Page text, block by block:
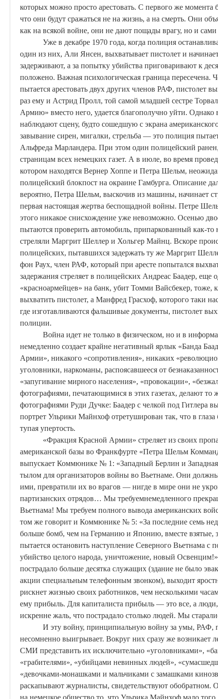
которых можно просто арестовать. С первого же
что они будут сражаться не на жизнь, а на смерть. Они
как на всякой войне, они не дают пощады врагу, но и сами
Уже в декабре 1970 года, когда полиция
один из них, Али Янсен, выхватывает пистолет и
задерживают, а за попытку убийства приговаривают к
положено. Важная психологическая граница пересечена.
пытается арестовать двух других членов РАФ, пистолет
раз ему и Астрид Пролл, той самой младшей сестре
Армию» вместо него, удается благополучно уйти.
наблюдают сцену, будто сошедшую с экрана
завывание сирен, мигалки, стрельба — это полиция
Альфреда Марландера. При этом один полицейский
страницам всех немецких газет. А в июле, во время
котором находятся Вернер Хоппе и Петра Шельм,
полицейский блокпост на окраине Гамбурга. Описание
вероятно, Петра Шельм, выскочив из машины, начинает
первая настоящая жертва беспощадной войны. Петре
этого никакое снисхождение уже невозможно. Осенью
пытаются проверить автомобиль, припаркованный как-то
стреляли Маргрит Шеллер и Хольгер Майнц. Вскоре
полицейских, пытавшихся задержать ту же Маргрит
фон Раух, член РАФ, который при аресте попытался
задержания стреляет в полицейских Андреас Баадер, еще
«красноармейцев» на банк, убит Томми Вайсбекер, тоже,
выхватить пистолет, а Манфред Грасхоф, которого таки
где изготавливаются фальшивые документы, пистолет
полиции.
Война идет не только в физическом, но и в
немедленно создает крайне негативный ярлык «Банда
Армии», никакого «сопротивления», никаких
уголовники, наркоманы, распоясавшееся от
«запугивание мирного населения», «провокации»,
фотографиями, печатающимися в этих газетах, делают то
фотографиями Руди Дучке: Баадер с челкой под Гитлера
портрет Ульрики Майнхоф отретуширован так, что в глаза
тупая упертость.
«Фракция Красной Армии» стреляет из своих
американской базы во Франкфурте «Петра Шельм
выпускает Коммюнике № 1: «Западный Берлин и
тылом для организаторов войны во Вьетнаме. Они
ими, превратили их во врагов — нигде в мире они не
партизанских отрядов… Мы требуемнемедленного
Вьетнама! Мы требуем полного вывода американских
том же говорит и Коммюнике № 5: «За последние семь
больше бомб, чем на Германию и Японию, вместе взятые,
пытается остановить наступление Северного Вьетнама
убийство целого народа, уничтожение, новый
пострадало больше десятка служащих (здание не было
акции специальным телефонным звонком), выходит
рискнет жизнью своих работников, чем несколькими
ему прибыль. Для капиталиста прибыль — это все, а
искренне жаль, что пострадало столько людей. Мы
И эту войну, принципиальную войну за умы, РАФ,
несомненно выигрывает. Вокруг них сразу же возникает
СМИ представить их исключительно «уголовниками»,
«грабителями», «убийцами невинных людей»,
«девочками-монашками и мальчиками с замашками
раскапывают журналисты, свидетельствуют обобратном.
на немецкое общество то, что Ульрика Майнхоф мало